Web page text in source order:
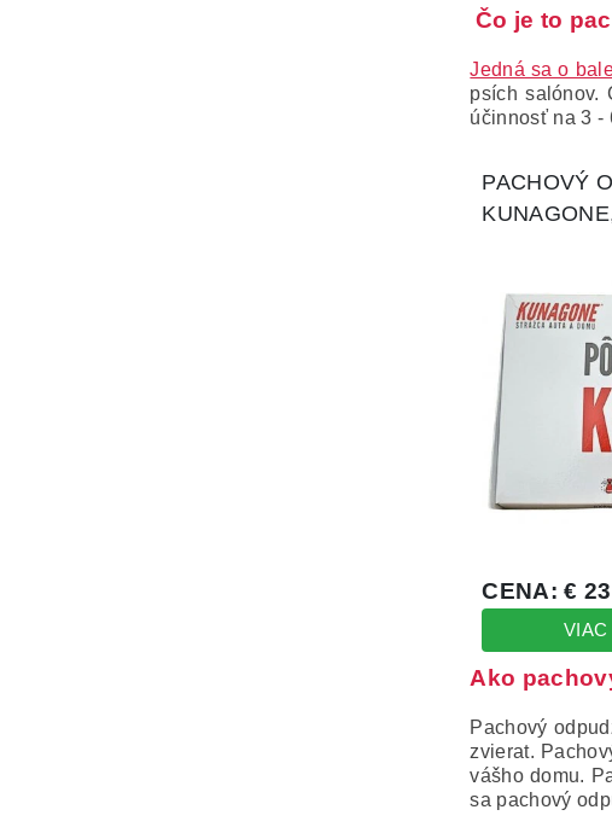
Čo je to
Jedná sa o
psích salónov.
účinnosť na 3 -
Ako
Pachový
zvierat.
vášho domu.
sa pachový